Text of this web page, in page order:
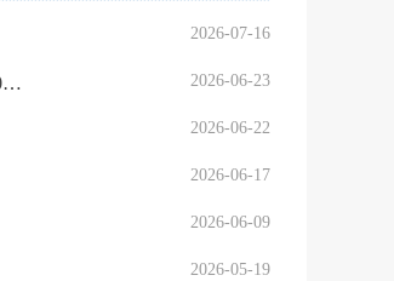
2026-07-16
浙江辖区从事证券法律业务律师事务所重大事项变更备案和年度备案情况表（截至2026年6月12日） 2026-06-23
2026-06-22
2026-06-17
2026-06-09
2026-05-19